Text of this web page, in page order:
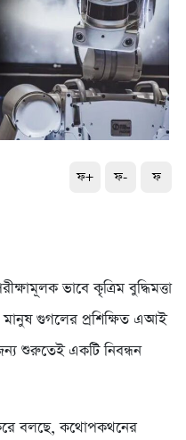
ফ+ ফ- ফ
ভাবে কৃত্রিম বুদ্ধিমত্তা
গুগলের প্রশিক্ষিত এআই
শুরুতেই একটি নিবন্ধন
বলছে, কথোপকথনের